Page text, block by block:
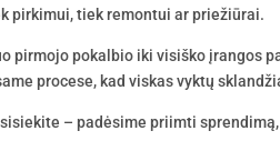
pirkimui, tiek remontui ar priežiūrai.
pirmojo pokalbio iki visiško įrangos
procese, kad viskas vyktų
– padėsime priimti